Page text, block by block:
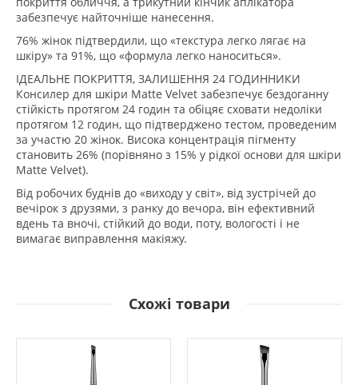
забезпечує найточніше нанесення.
76% жінок підтвердили, що «текстура легко лягає на
шкіру» та 91%, що «формула легко наноситься».
ІДЕАЛЬНЕ ПОКРИТТЯ, ЗАЛИШЕННЯ 24 ГОДИННИКИ
Консилер для шкіри Matte Velvet забезпечує бездоганну
стійкість протягом 24 годин та обіцяє сховати недоліки
протягом 12 годин, що підтверджено тестом, проведеним
за участю 20 жінок. Висока концентрація пігменту
становить 26% (порівняно з 15% у рідкої основи для шкіри
Matte Velvet).
Від робочих буднів до «виходу у світ», від зустрічей до
вечірок з друзями, з ранку до вечора, він ефективний
вдень та вночі, стійкий до води, поту, вологості і не
вимагає виправлення макіяжу.
Схожі товари